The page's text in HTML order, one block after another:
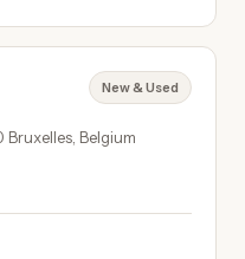
New & Used
Bruxelles, Belgium